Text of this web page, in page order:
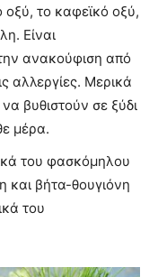
οξύ, το καφεϊκό οξύ,
Είναι
ανακούφιση από
αλλεργίες. Μερικά
βυθιστούν σε ξύδι
μέρα.
του φασκόμηλου
και βήτα-θουγιόνη
του